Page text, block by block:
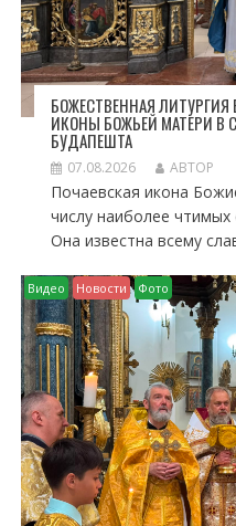
БОЖЕСТВЕННАЯ
ИКОНЫ БОЖЬЕЙ МАТЕРИ В
БУДАПЕШТА
07.08.2026 АВТОР
Почаевская икона
числу наиболее чтимых
Она известна всему
Видео Новости Фото